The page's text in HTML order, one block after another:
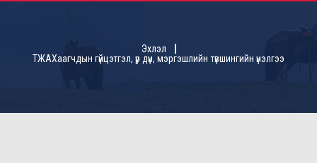
Эхлэл
ТЖАХаагчдын гүйцэтгэл, үр дүн, мэргэшлийн түвшингийн үнэлгээ